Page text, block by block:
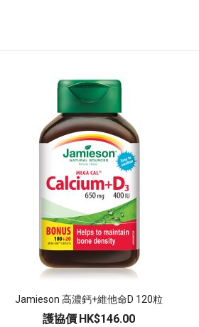
Jamieson 高濃鈣+維他命D 120粒
護協價 HK$146.00